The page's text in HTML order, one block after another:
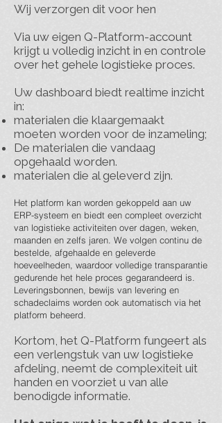
Wij verzorgen dit voor hen
Via uw eigen Q-Platform-account
krijgt u volledig inzicht in en controle
over het gehele logistieke proces.
Uw dashboard biedt realtime inzicht
in:
materialen die klaargemaakt
moeten worden voor de inzameling;
De materialen die vandaag
opgehaald worden.
materialen die al geleverd zijn.
Het platform kan worden gekoppeld aan uw
ERP-systeem en biedt een compleet overzicht
van logistieke activiteiten over dagen, weken,
maanden en zelfs jaren. We volgen continu de
bestelde, afgehaalde en geleverde
hoeveelheden, waardoor volledige transparantie
gedurende het hele proces gegarandeerd is.
Leveringsbonnen, bewijs van levering en
schadeclaims worden ook automatisch via het
platform beheerd.
Kortom, het Q-Platform fungeert als
een verlengstuk van uw logistieke
afdeling, neemt de complexiteit uit
handen en voorziet u van alle
benodigde informatie.